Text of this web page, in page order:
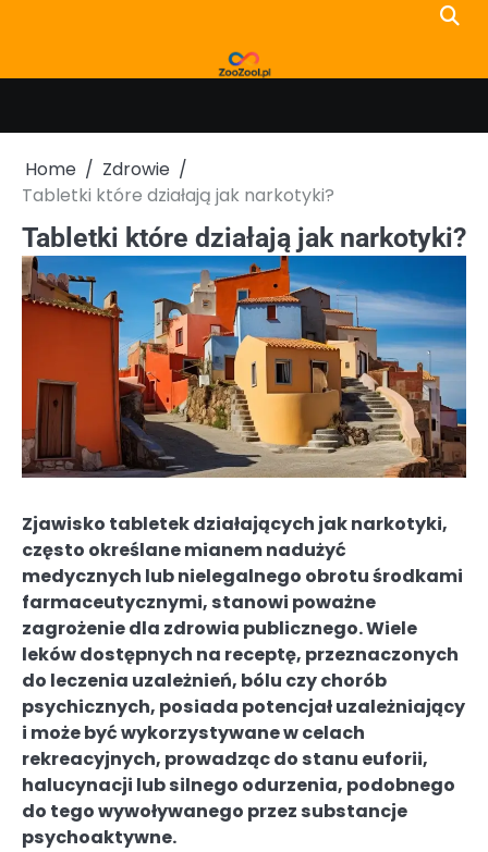
Home
Zdrowie
Tabletki które działają jak narkotyki?
Tabletki które działają jak narkotyki?
Zjawisko tabletek działających jak narkotyki,
często określane mianem nadużyć
medycznych lub nielegalnego obrotu środkami
farmaceutycznymi, stanowi poważne
zagrożenie dla zdrowia publicznego. Wiele
leków dostępnych na receptę, przeznaczonych
do leczenia uzależnień, bólu czy chorób
psychicznych, posiada potencjał uzależniający
i może być wykorzystywane w celach
rekreacyjnych, prowadząc do stanu euforii,
halucynacji lub silnego odurzenia, podobnego
do tego wywoływanego przez substancje
psychoaktywne.